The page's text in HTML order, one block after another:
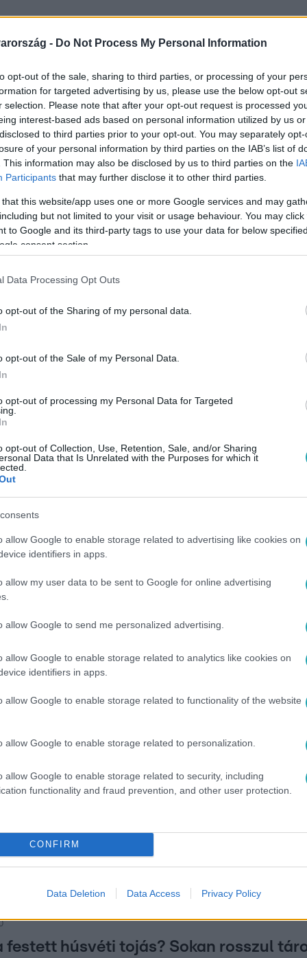
- Do Not Process My Personal Information
opt-out of the sale, sharing to third parties, or processing of your
for targeted advertising by us, please use the below opt-out
selection. Please note that after your opt-out request is processed
interest-based ads based on personal information utilized by us
to third parties prior to your opt-out. You may separately
of your personal information by third parties on the IAB’s list of
This information may also be disclosed by us to third parties on the
Participants that may further disclose it to other third parties.
that this website/app uses one or more Google services and may
but not limited to your visit or usage behaviour. You may
to Google and its third-party tags to use your data for below
consent section.
Data Processing Opt Outs
opt-out of the Sharing of my personal data.
opt-out of the Sale of my Personal Data.
opt-out of processing my Personal Data for Targeted
opt-out of Collection, Use, Retention, Sale, and/or Sharing
Data that Is Unrelated with the Purposes for which it
allow Google to enable storage related to advertising like cookies on
identifiers in apps.
allow my user data to be sent to Google for online advertising
allow Google to send me personalized advertising.
allow Google to enable storage related to analytics like cookies on
identifiers in apps.
allow Google to enable storage related to functionality of the website
allow Google to enable storage related to personalization.
allow Google to enable storage related to security, including
functionality and fraud prevention, and other user protection.
CONFIRM
Data Deletion Data Access Privacy Policy
– Így lesz a húsvéti sonkából
készíthetsz gyors és kreatív ételeket húsvéti
reggelire, ebédre és vacsorára!
tojáskeresés, csokitojás – így állt össze
húsvét jelképe? Pogány tavaszi szimbólum, keresztény
csak hideg legyen" – Sárközi Ákos
hagyományokról, az ünnepi újításokról és a gyerekkori
különleges tojásos fogás az ünnepi
menüt egy különleges shakshukával. Fűszeres
és könnyen elkészíthető.
áll el biztonságosan a
festett tojás? Mutatjuk, hogyan tárold
húsvét jelképe? Hagyományok, szokások és érdekességek
festett húsvéti tojás? Sokan rosszul